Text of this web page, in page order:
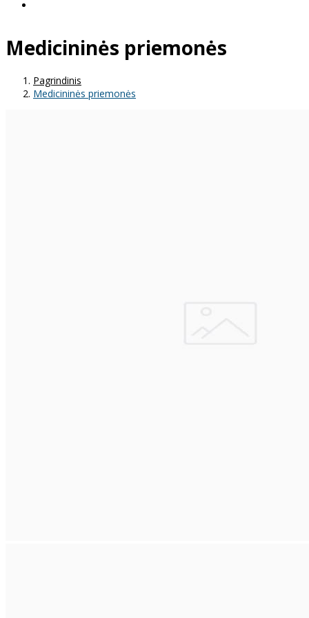
Medicininės priemonės
Pagrindinis
Medicininės priemonės